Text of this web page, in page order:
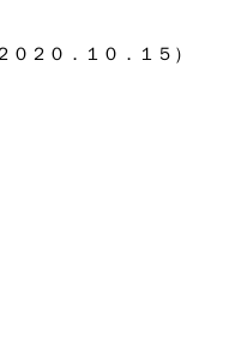
０２０．１０．１５）